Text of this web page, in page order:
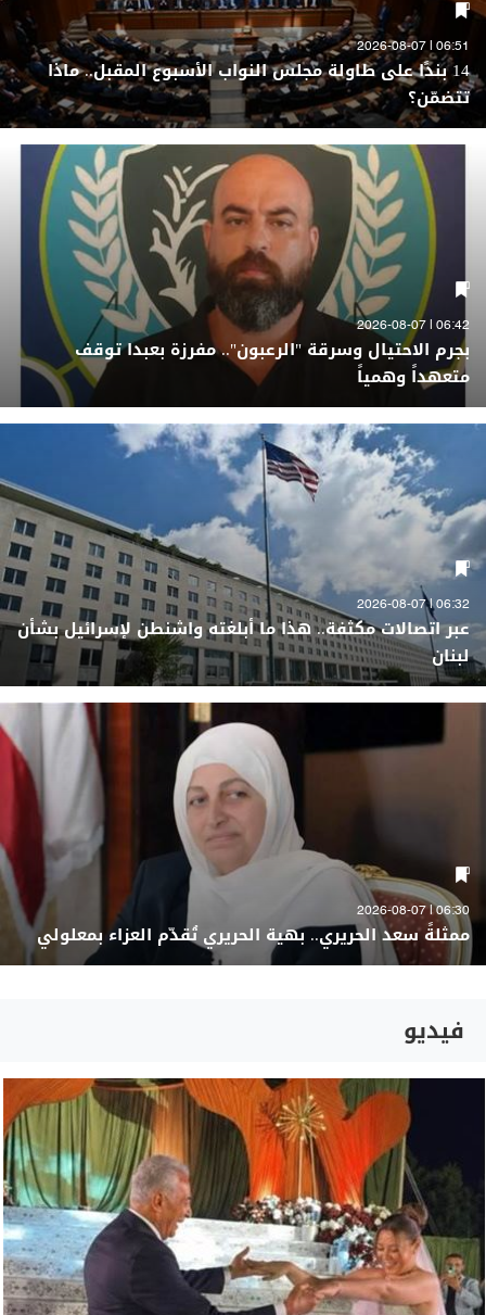
06:51 | 2026-08-07
14 بندًا على طاولة مجلس النواب الأسبوع المقبل.. ماذا
تتضمّن؟
06:42 | 2026-08-07
بجرم الاحتيال وسرقة "الرعبون".. مفرزة بعبدا توقف
متعهداً وهمياً
06:32 | 2026-08-07
عبر اتصالات مكثفة.. هذا ما أبلغته واشنطن لإسرائيل بشأن
لبنان
06:30 | 2026-08-07
ممثلةً سعد الحريري.. بهية الحريري تُقدّم العزاء بمعلولي
فيديو